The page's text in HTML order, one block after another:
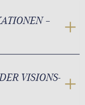
–
VISIONS-